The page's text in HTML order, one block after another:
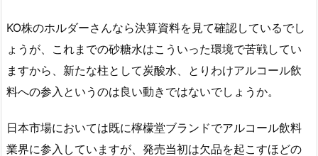
KO株のホルダーさんなら決算資料を見て確認しているでし
ょうが、これまでの砂糖水はこういった環境で苦戦してい
ますから、新たな柱として炭酸水、とりわけアルコール飲
料への参入というのは良い動きではないでしょうか。
日本市場においては既に檸檬堂ブランドでアルコール飲料
業界に参入していますが、発売当初は欠品を起こすほどの